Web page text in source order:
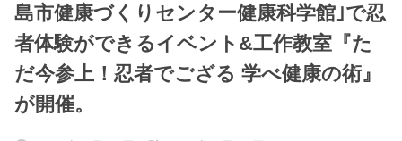
島市健康づくりセンター健康科学館｣で忍
者体験ができるイベント&工作教室『た
だ今参上！忍者でござる 学べ健康の術』
が開催。